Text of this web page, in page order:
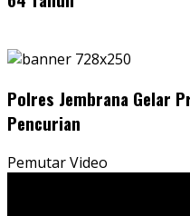
Polres Jembrana Gelar
Pencurian
Pemutar Video